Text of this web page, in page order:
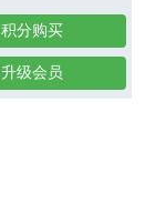
积分购买
升级会员